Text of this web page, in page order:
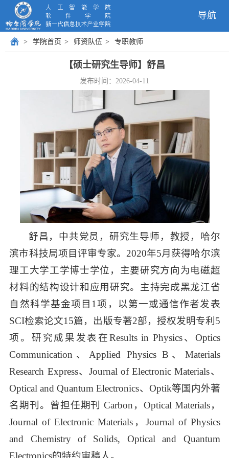
导航
> 学院首页 > 师资队伍 > 专职教师
【硕士研究生导师】舒昌
发布时间：2026-04-11
舒昌，中共党员，研究生导师，教授，哈尔
滨市科技局项目评审专家。2020年5月获得哈尔滨
理工大学工学博士学位，主要研究方向为电磁超
材料的结构设计和应用研究。主持完成黑龙江省
自然科学基金项目1项，以第一或通信作者发表
SCI检索论文15篇，出版专著2部，授权发明专利5
项。研究成果发表在Results in Physics、Optics
Communication、Applied Physics B、Materials
Research Express、Journal of Electronic Materials、
Optical and Quantum Electronics、Optik等国内外著
名期刊。曾担任期刊 Carbon，Optical Materials，
Journal of Electronic Materials，Journal of Physics
and Chemistry of Solids, Optical and Quantum